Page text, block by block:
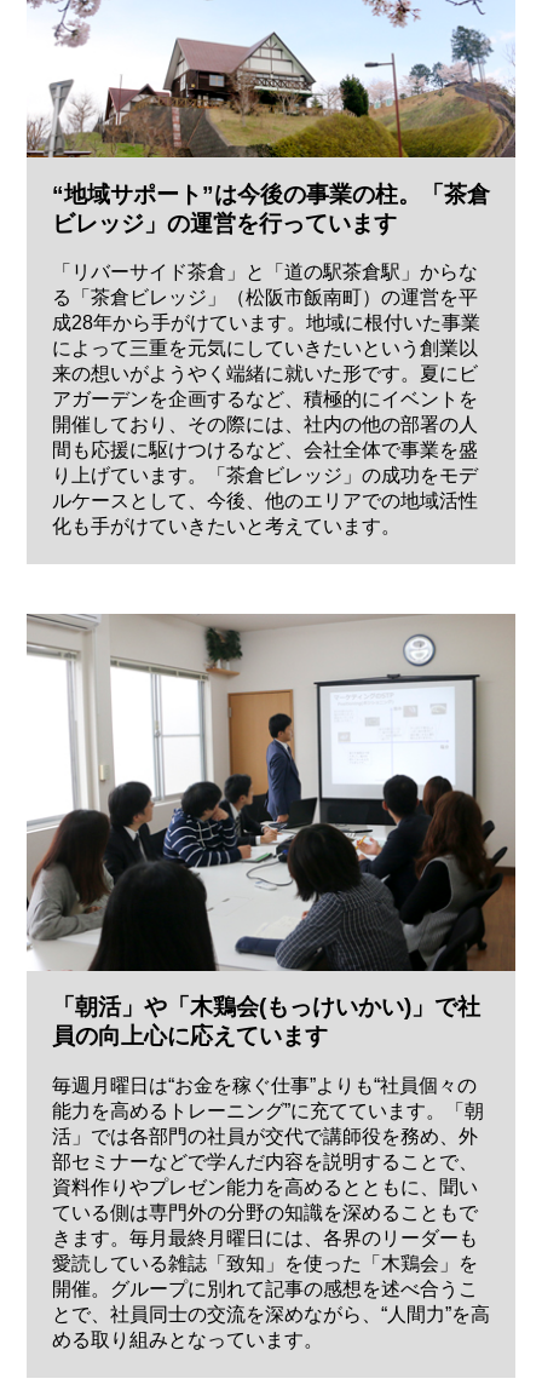
“地域サポート”は今後の事業の柱。「茶倉
ビレッジ」の運営を行っています
「リバーサイド茶倉」と「道の駅茶倉駅」からな
る「茶倉ビレッジ」（松阪市飯南町）の運営を平
成28年から手がけています。地域に根付いた事業
によって三重を元気にしていきたいという創業以
来の想いがようやく端緒に就いた形です。夏にビ
アガーデンを企画するなど、積極的にイベントを
開催しており、その際には、社内の他の部署の人
間も応援に駆けつけるなど、会社全体で事業を盛
り上げています。「茶倉ビレッジ」の成功をモデ
ルケースとして、今後、他のエリアでの地域活性
化も手がけていきたいと考えています。
「朝活」や「木鶏会(もっけいかい)」で社
員の向上心に応えています
毎週月曜日は“お金を稼ぐ仕事”よりも“社員個々の
能力を高めるトレーニング”に充てています。「朝
活」では各部門の社員が交代で講師役を務め、外
部セミナーなどで学んだ内容を説明することで、
資料作りやプレゼン能力を高めるとともに、聞い
ている側は専門外の分野の知識を深めることもで
きます。毎月最終月曜日には、各界のリーダーも
愛読している雑誌「致知」を使った「木鶏会」を
開催。グループに別れて記事の感想を述べ合うこ
とで、社員同士の交流を深めながら、“人間力”を高
める取り組みとなっています。